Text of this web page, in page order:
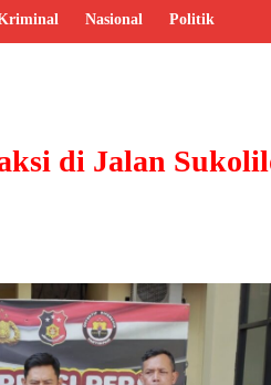
Nasional Politik
di Jalan